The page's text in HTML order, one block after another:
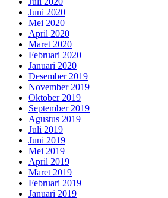
Juni 2020
Mei 2020
April 2020
Maret 2020
Februari 2020
Januari 2020
Desember 2019
November 2019
Oktober 2019
September 2019
Agustus 2019
Juli 2019
Juni 2019
Mei 2019
April 2019
Maret 2019
Februari 2019
Januari 2019